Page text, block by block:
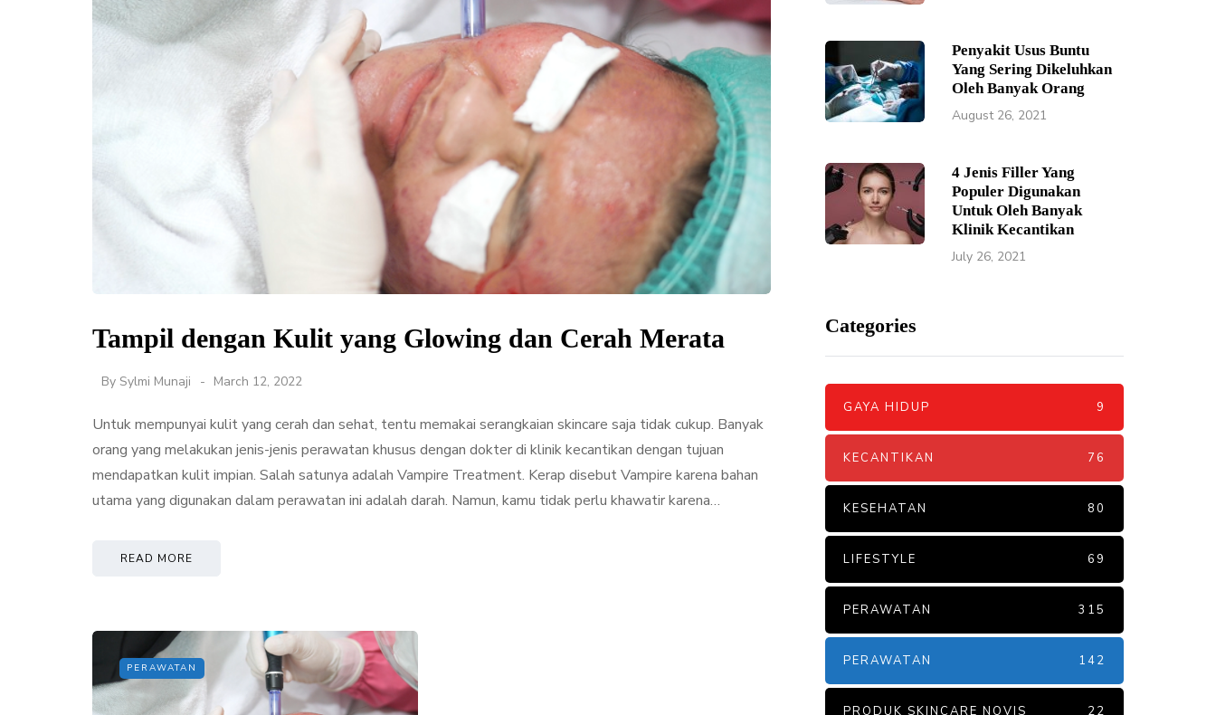
Tampil dengan Kulit yang Glowing dan Cerah Merata
By Sylmi Munaji March 12, 2022
Untuk mempunyai kulit yang cerah dan sehat, tentu memakai serangkaian skincare saja tidak cukup. Banyak
orang yang melakukan jenis-jenis perawatan khusus dengan dokter di klinik kecantikan dengan tujuan
mendapatkan kulit impian. Salah satunya adalah Vampire Treatment. Kerap disebut Vampire karena bahan
utama yang digunakan dalam perawatan ini adalah darah. Namun, kamu tidak perlu khawatir karena…
READ MORE
PERAWATAN
Penyakit Usus Buntu
Yang Sering Dikeluhkan
Oleh Banyak Orang
August 26, 2021
4 Jenis Filler Yang
Populer Digunakan
Untuk Oleh Banyak
Klinik Kecantikan
July 26, 2021
Categories
GAYA HIDUP 9
KECANTIKAN 76
KESEHATAN 80
LIFESTYLE 69
PERAWATAN 315
PERAWATAN 142
PRODUK SKINCARE NOVIS 22